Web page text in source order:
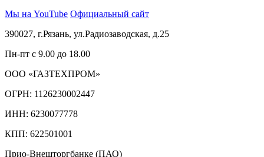
Мы на YouTube Официальный сайт
390027, г.Рязань, ул.Радиозаводская, д.25
Пн-пт с 9.00 до 18.00
ООО «ГАЗТЕХПРОМ»
ОГРН: 1126230002447
ИНН: 6230077778
КПП: 622501001
Прио-Внешторгбанке (ПАО)